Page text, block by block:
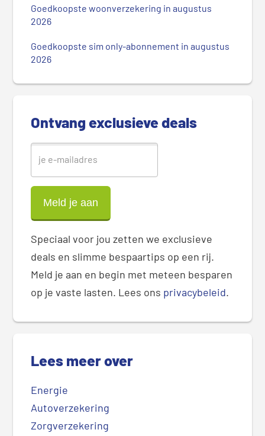
d
Goedkoopste woonverzekering in augustus
2026
Goedkoopste sim only-abonnement in augustus
2026
Ontvang exclusieve deals
Speciaal voor jou zetten we exclusieve
deals en slimme bespaartips op een rij.
Meld je aan en begin met meteen besparen
op je vaste lasten. Lees ons privacybeleid.
Lees meer over
Energie
Autoverzekering
Zorgverzekering